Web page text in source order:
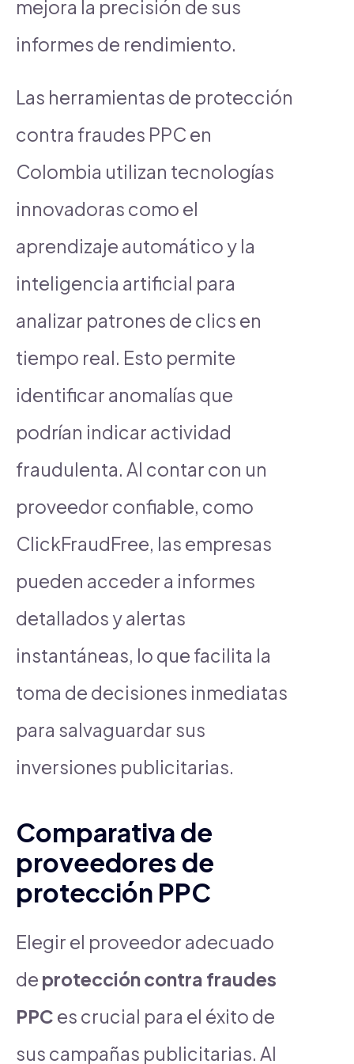
mejora la precisión de sus
informes de rendimiento.
Las herramientas de protección
contra fraudes PPC en
Colombia utilizan tecnologías
innovadoras como el
aprendizaje automático y la
inteligencia artificial para
analizar patrones de clics en
tiempo real. Esto permite
identificar anomalías que
podrían indicar actividad
fraudulenta. Al contar con un
proveedor confiable, como
ClickFraudFree, las empresas
pueden acceder a informes
detallados y alertas
instantáneas, lo que facilita la
toma de decisiones inmediatas
para salvaguardar sus
inversiones publicitarias.
Comparativa de
proveedores de
protección PPC
Elegir el proveedor adecuado
de protección contra fraudes
PPC es crucial para el éxito de
sus campañas publicitarias. Al